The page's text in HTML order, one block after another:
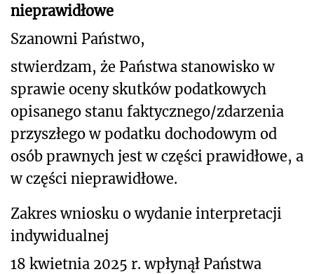
nieprawidłowe
Szanowni Państwo,
stwierdzam, że Państwa stanowisko w
sprawie oceny skutków podatkowych
opisanego stanu faktycznego/zdarzenia
przyszłego w podatku dochodowym od
osób prawnych jest w części prawidłowe, a
w części nieprawidłowe.
Zakres wniosku o wydanie interpretacji
indywidualnej
18 kwietnia 2025 r. wpłynął Państwa